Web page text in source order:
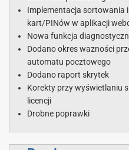
Implementacja sortowania
kart/PINów w aplikacji
Nowa funkcja
Dodano okres wazności
automatu pocztowego
Dodano raport skrytek
Korekty przy wyświetlaniu
licencji
Drobne poprawki